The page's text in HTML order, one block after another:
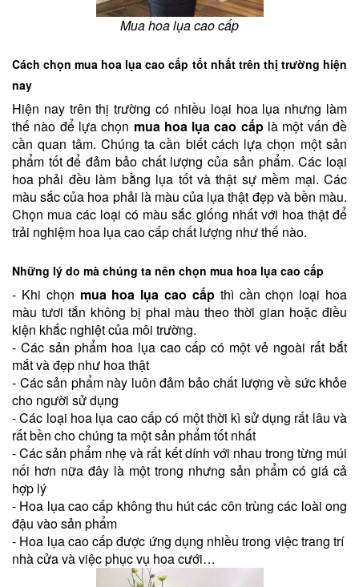
Mua hoa lụa cao cấp
Cách chọn mua hoa lụa cao cấp tốt nhất trên thị trường hiện
nay
Hiện nay trên thị trường có nhiều loại hoa lụa nhưng làm
thế nào để lựa chọn mua hoa lụa cao cấplà một vấn đề
cần quan tâm. Chúng ta cần biết cách lựa chọn một sản
phẩm tốt để đảm bảo chất lượng của sản phẩm. Các loại
hoa phải đều làm bằng lụa tốt và thật sự mềm mại. Các
màu sắc của hoa phải là màu của lụa thật đẹp và bền màu.
Chọn mua các loại có màu sắc giống nhất với hoa thật để
trải nghiệm hoa lụa cao cấp chất lượng như thế nào.
Những lý do mà chúng ta nên chọn mua hoa lụa cao cấp
- Khi chọn mua hoa lụa cao cấpthì cần chọn loại hoa
màu tươi tắn không bị phai màu theo thời gian hoặc điều
kiện khắc nghiệt của môi trường.
- Các sản phẩm hoa lụa cao cấp có một vẻ ngoài rất bắt
mắt và đẹp như hoa thật
- Các sản phẩm này luôn đảm bảo chất lượng về sức khỏe
cho người sử dụng
- Các loại hoa lụa cao cấp có một thời kì sử dụng rất lâu và
rất bền cho chúng ta một sản phẩm tốt nhất
- Các sản phẩm nhẹ và rất kết dính với nhau trong từng múi
nối hơn nữa đây là một trong nhưng sản phẩm có giá cả
hợp lý
- Hoa lụa cao cấp không thu hút các côn trùng các loài ong
đậu vào sản phẩm
- Hoa lụa cao cấp được ứng dụng nhiều trong việc trang trí
nhà cửa và việc phục vụ hoa cưới…